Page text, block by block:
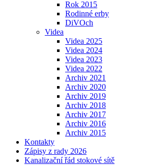
Rok 2015
Rodinné erby
DiVOch
Videa
Videa 2025
Videa 2024
Videa 2023
Videa 2022
Archiv 2021
Archiv 2020
Archiv 2019
Archiv 2018
Archiv 2017
Archiv 2016
Archiv 2015
Kontakty
Zápisy z rady 2026
Kanalizační řád stokové sítě